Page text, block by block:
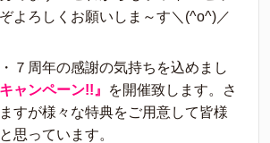
よろしくお願いしま～す＼(^o^)／
７周年の感謝の気持ちを込めまし
ャンペーン!!』
を開催致します。さ
すが様々な特典をご用意して皆様
思っています。